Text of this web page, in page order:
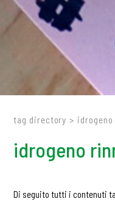
tag directory >
idrogeno
Di seguito tutti i contenuti